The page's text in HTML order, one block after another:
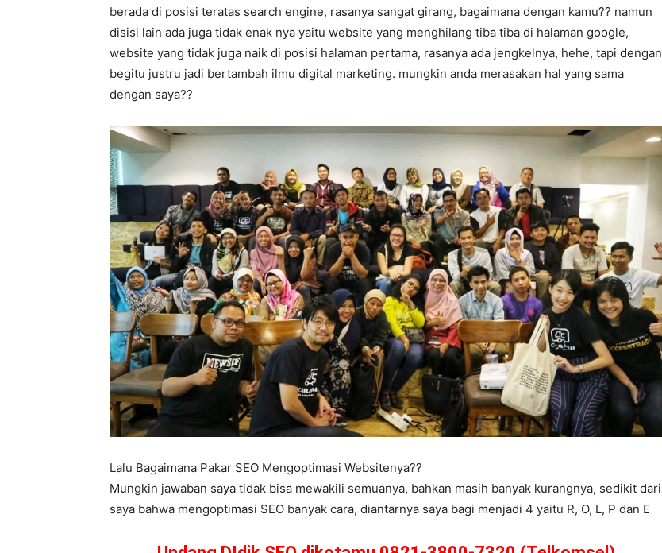
berada di posisi teratas search engine, rasanya sangat girang, bagaimana dengan kamu?? namun
disisi lain ada juga tidak enak nya yaitu website yang menghilang tiba tiba di halaman google,
website yang tidak juga naik di posisi halaman pertama, rasanya ada jengkelnya, hehe, tapi dengan
begitu justru jadi bertambah ilmu digital marketing. mungkin anda merasakan hal yang sama
dengan saya??
Lalu Bagaimana Pakar SEO Mengoptimasi Websitenya??
Mungkin jawaban saya tidak bisa mewakili semuanya, bahkan masih banyak kurangnya, sedikit dari
saya bahwa mengoptimasi SEO banyak cara, diantarnya saya bagi menjadi 4 yaitu R, O, L, P dan E